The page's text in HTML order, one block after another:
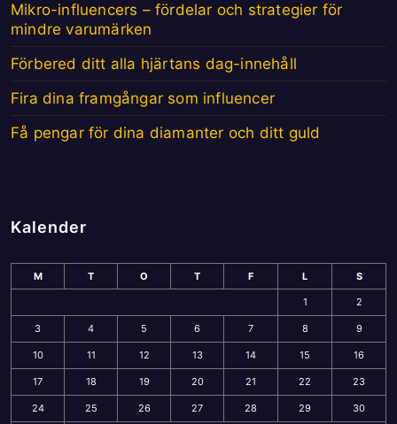
Mikro-influencers – fördelar och strategier för
mindre varumärken
Förbered ditt alla hjärtans dag-innehåll
Fira dina framgångar som influencer
Få pengar för dina diamanter och ditt guld
Kalender
M T O T F L S
1 2
3 4 5 6 7 8 9
10 11 12 13 14 15 16
17 18 19 20 21 22 23
24 25 26 27 28 29 30